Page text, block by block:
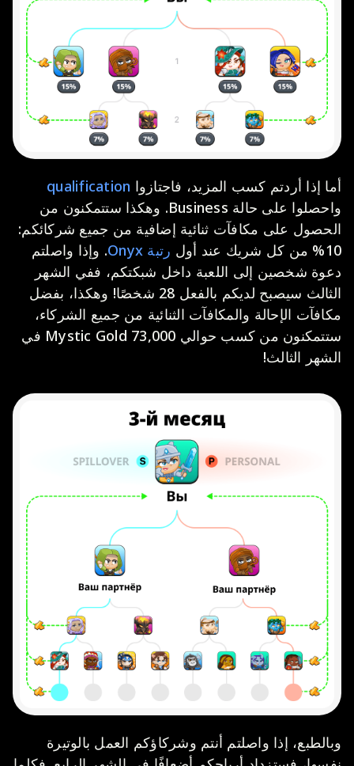
أما إذا أردتم كسب المزيد، فاجتازوا qualification
واحصلوا على حالة Business. وهكذا ستتمكنون من
الحصول على مكافآت ثنائية إضافية من جميع شركائكم:
10% من كل شريك عند أول
رتبة Onyx
. وإذا واصلتم
دعوة شخصين إلى اللعبة داخل شبكتكم، ففي الشهر
الثالث سيصبح لديكم بالفعل 28 شخصًا! وهكذا، بفضل
مكافآت الإحالة والمكافآت الثنائية من جميع الشركاء،
ستتمكنون من كسب حوالي 73,000 Mystic Gold في
الشهر الثالث!
وبالطبع، إذا واصلتم أنتم وشركاؤكم العمل بالوتيرة